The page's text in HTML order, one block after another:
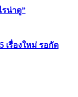
รน่าดู”
เรื่องใหม่ รอกัด